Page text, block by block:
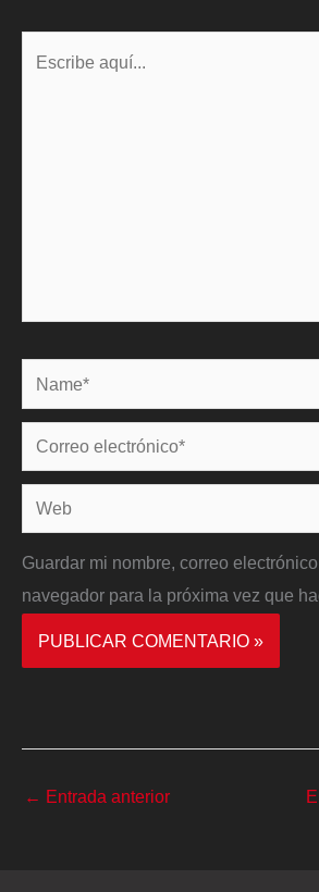
Name*
Correo
electrónico*
Web
Guardar mi nombre, correo
navegador para la próxima vez que
← Entrada anterior